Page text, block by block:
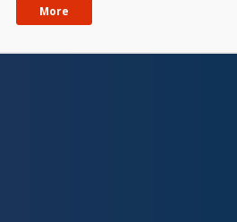
More